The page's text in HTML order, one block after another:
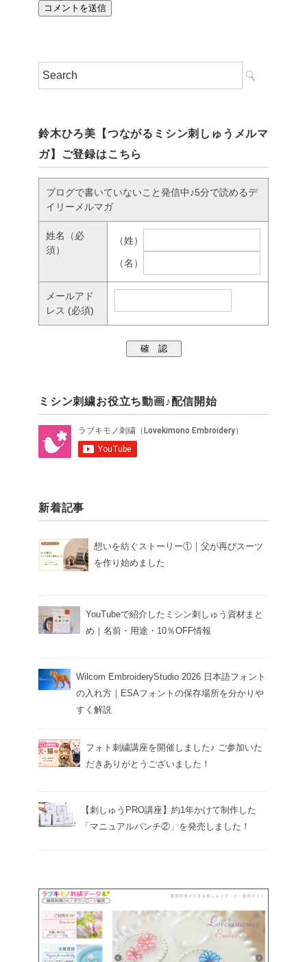
鈴木ひろ美【つながるミシン刺しゅうメルマ
ガ】ご登録はこちら
ブログで書いていないこと発信中♪5分で読めるデ
イリーメルマガ
姓名
（必
須）
（姓）
（名）
メールアド
レス (必須)
ミシン刺繍お役立ち動画♪配信開始
新着記事
想いを紡ぐストーリー①｜父が再びスーツ
を作り始めました
YouTubeで紹介したミシン刺しゅう資材まと
め｜名前・用途・10％OFF情報
Wilcom EmbroideryStudio 2026 日本語フォント
の入れ方｜ESAフォントの保存場所を分かりや
すく解説
フォト刺繍講座を開催しました♪ ご参加いた
だきありがとうございました！
【刺しゅうPRO講座】約1年かけて制作した
「マニュアルパンチ②」を発売しました！